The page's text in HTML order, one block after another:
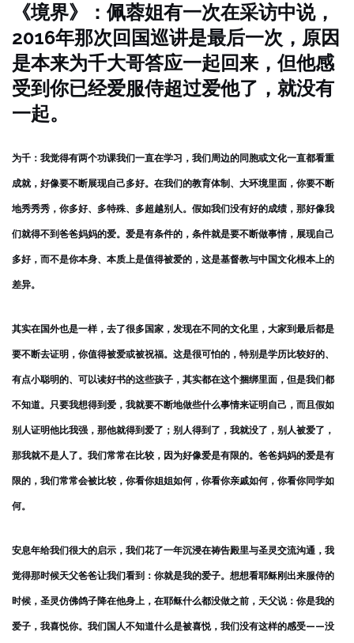
《境界》：佩蓉姐有一次在采访中说，
2016年那次回国巡讲是最后一次，原因
是本来为千大哥答应一起回来，但他感
受到你已经爱服侍超过爱他了，就没有
一起。
为千：我觉得有两个功课我们一直在学习，我们周边的同胞或文化一直都看重
成就，好像要不断展现自己多好。在我们的教育体制、大环境里面，你要不断
地秀秀秀，你多好、多特殊、多超越别人。假如我们没有好的成绩，那好像我
们就得不到爸爸妈妈的爱。爱是有条件的，条件就是要不断做事情，展现自己
多好，而不是你本身、本质上是值得被爱的，这是基督教与中国文化根本上的
差异。
其实在国外也是一样，去了很多国家，发现在不同的文化里，大家到最后都是
要不断去证明，你值得被爱或被祝福。这是很可怕的，特别是学历比较好的、
有点小聪明的、可以读好书的这些孩子，其实都在这个捆绑里面，但是我们都
不知道。只要我想得到爱，我就要不断地做些什么事情来证明自己，而且假如
别人证明他比我强，那他就得到爱了；别人得到了，我就没了，别人被爱了，
那我就不是人了。我们常常在比较，因为好像爱是有限的。爸爸妈妈的爱是有
限的，我们常常会被比较，你看你姐姐如何，你看你亲戚如何，你看你同学如
何。
安息年给我们很大的启示，我们花了一年沉浸在祷告殿里与圣灵交流沟通，我
觉得那时候天父爸爸让我们看到：你就是我的爱子。想想看耶稣刚出来服侍的
时候，圣灵仿佛鸽子降在他身上，在耶稣什么都没做之前，天父说：你是我的
爱子，我喜悦你。我们国人不知道什么是被喜悦，我们没有这样的感受——没